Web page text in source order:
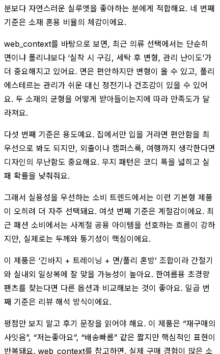
분보다 자연스러운 실루엣을 좋아하는 분에게 적합해요. 네 번째
기준은 소재 혼용 비율의 체감이에요.
web_context를 바탕으로 보면, 최근 의류 선택에서는 단순히
면이냐 폴리냐보다 ‘실착 시 구김, 세탁 후 변형, 관리 난이도’가
더 중요해지고 있어요. 면은 편안하지만 변형이 올 수 있고, 폴리
에스테르는 관리가 쉬운 대신 정전기나 건조감이 있을 수 있어
요. 두 소재의 균형을 어떻게 받아들이는지에 따라 만족도가 달
라져요.
다섯 번째 기준은 용도예요. 집에서만 입을 거라면 편안함을 최
우선으로 봐도 되지만, 외출이나 캠퍼스룩, 여행까지 생각한다면
디자인의 무난함도 중요해요. 무지 패턴은 코디 폭을 넓히고 실
패 확률을 낮춰줘요.
그래서 실용성을 우선하는 소비 트렌드에서는 이런 기본형 제품
이 오히려 더 자주 선택돼요. 여섯 번째 기준은 계절감이에요. 최
근 패션 소비에서는 사계절 공용 아이템을 선호하는 흐름이 강하
지만, 실제로는 두께와 통기성이 핵심이에요.
이 제품은 ‘긴바지 + 트레이닝 + 면/폴리 혼방’ 조합이라 간절기
와 실내외 일상복에 잘 맞을 가능성이 높아요. 한여름용 초경량
팬츠를 찾는다면 다른 옵션과 비교해보는 것이 좋아요. 일곱 번
째 기준은 리뷰 해석 방식이에요.
평점만 보지 말고 후기 문장을 읽어야 해요. 이 제품은 “재구매의
사잇음”, “저는좋아요”, “배송빠름” 같은 짧지만 핵심적인 표현이
반복돼요. web_context를 참고하면, 실제 구매 경험이 많은 소